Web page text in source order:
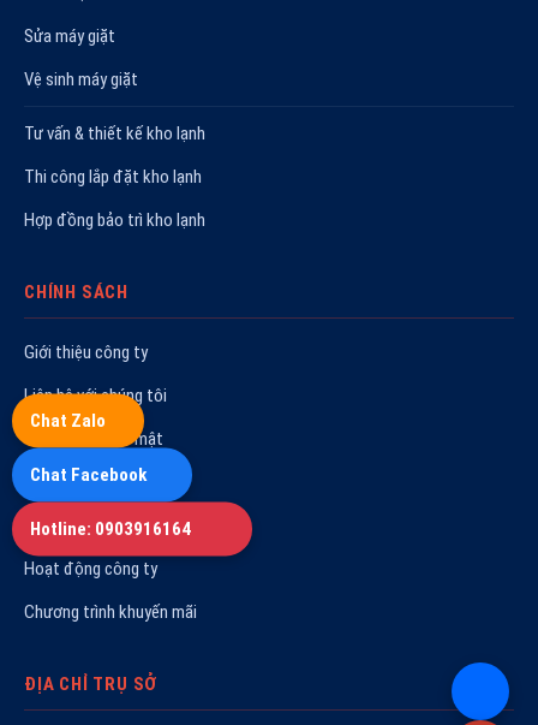
Sửa máy giặt
Vệ sinh máy giặt
Tư vấn & thiết kế kho lạnh
Thi công lắp đặt kho lạnh
Hợp đồng bảo trì kho lạnh
CHÍNH SÁCH
Giới thiệu công ty
Liên hệ với chúng tôi
Chính sách bảo mật
Chính sách bảo hành
Quy trình sửa chữa
Hoạt động công ty
Chương trình khuyến mãi
ĐỊA CHỈ TRỤ SỞ
Chat Zalo
Chat Facebook
Hotline: 0903916164